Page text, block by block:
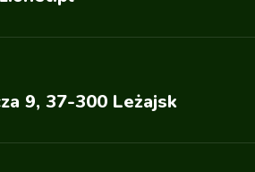
9, 37-300 Leżajsk